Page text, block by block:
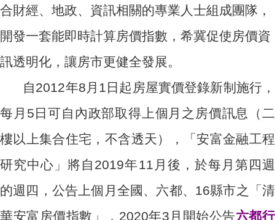
合財經、地政、資訊相關的專業人士組成團隊，
開發一套能即時計算房價指數，希冀促使房價資
訊透明化，讓房市更健全發展。
自2012年8月1日起房屋實價登錄新制施行，
每月5日可自內政部取得上個月之房價訊息（二
樓以上集合住宅，不含透天），「安富金融工程
研究中心」將自2019年11月後，於每月第四週
的週四，公告上個月全國、六都、16縣市之「清
華安富房價指數」，2020年3月開始公告六都行